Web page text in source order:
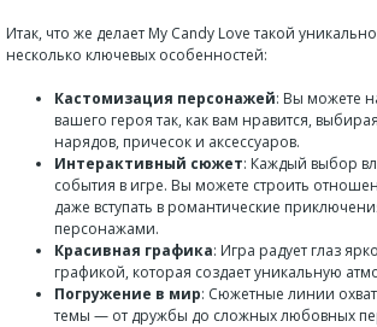
Итак, что же делает My Candy Love такой
несколько ключевых особенностей:
Кастомизация персонажей: Вы можете
вашего героя так, как вам нравится,
нарядов, причесок и аксессуаров.
Интерактивный сюжет: Каждый выбор
события в игре. Вы можете строить
даже вступать в романтические
персонажами.
Красивная графика: Игра радует глаз
графикой, которая создает уникальную
Погружение в мир: Сюжетные линии
темы — от дружбы до сложных любовных